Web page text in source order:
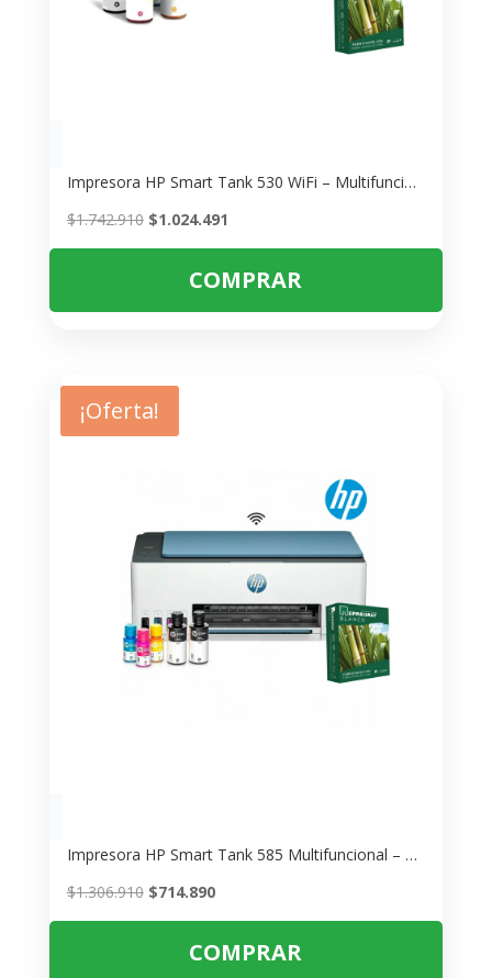
Impresora HP Smart Tank 530 WiFi – Multifuncional con Tanque de Tinta
$1.742.910 El
precio
original
$1.742.910.
$1.024.491
precio
actual
es:
$1.024.491.
COMPRAR
¡Oferta!
Impresora HP Smart Tank 585 Multifuncional – Ahorra con Tinta de Tanque
$1.306.910 El
original
$714.890El
actual
es:
COMPRAR